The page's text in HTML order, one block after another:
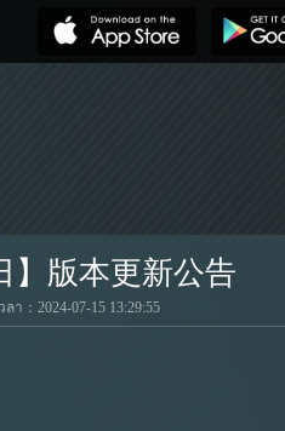
】版本更新公告
ลา：2024-07-15 13:29:55